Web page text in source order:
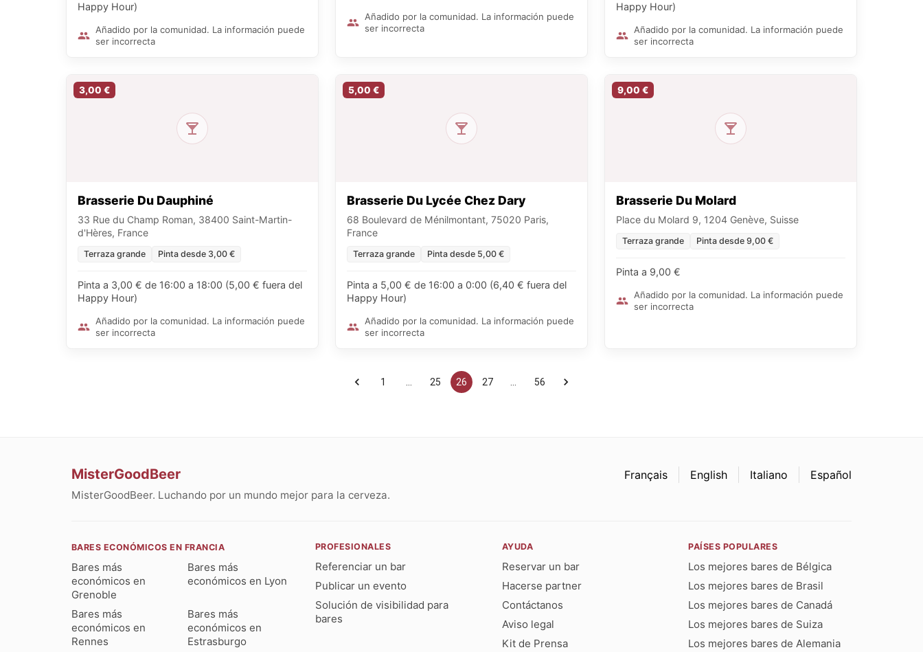
Happy Hour)
Añadido por la comunidad. La información puede
ser incorrecta
Añadido por la comunidad. La información puede
ser incorrecta
Happy Hour)
Añadido por la comunidad. La información puede
ser incorrecta
3,00 €
Brasserie Du Dauphiné
33 Rue du Champ Roman, 38400 Saint-Martin-
d'Hères, France
Terraza grande Pinta desde 3,00 €
Pinta a 3,00 € de 16:00 a 18:00 (5,00 € fuera del
Happy Hour)
Añadido por la comunidad. La información puede
ser incorrecta
5,00 €
Brasserie Du Lycée Chez Dary
68 Boulevard de Ménilmontant, 75020 Paris,
France
Terraza grande Pinta desde 5,00 €
Pinta a 5,00 € de 16:00 a 0:00 (6,40 € fuera del
Happy Hour)
Añadido por la comunidad. La información puede
ser incorrecta
9,00 €
Brasserie Du Molard
Place du Molard 9, 1204 Genève, Suisse
Terraza grande Pinta desde 9,00 €
Pinta a 9,00 €
Añadido por la comunidad. La información puede
ser incorrecta
1 25 26 27 56
MisterGoodBeer
MisterGoodBeer. Luchando por un mundo mejor para la cerveza.
Français English Italiano Español
BARES ECONÓMICOS EN FRANCIA
Bares más
económicos en
Grenoble
Bares más
económicos en Lyon
Bares más
económicos en
Rennes
Bares más
económicos en
Estrasburgo
PROFESIONALES
Referenciar un bar
Publicar un evento
Solución de visibilidad para
bares
AYUDA
Reservar un bar
Hacerse partner
Contáctanos
Aviso legal
Kit de Prensa
PAÍSES POPULARES
Los mejores bares de Bélgica
Los mejores bares de Brasil
Los mejores bares de Canadá
Los mejores bares de Suiza
Los mejores bares de Alemania